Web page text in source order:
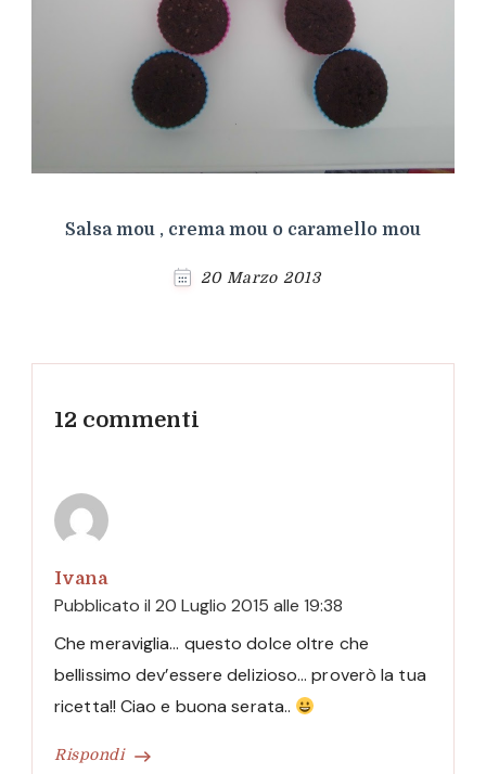
Salsa mou , crema mou o caramello mou
20 Marzo 2013
12 commenti
Ivana
Pubblicato il 20 Luglio 2015 alle 19:38
Rispondi
Che meraviglia… questo dolce oltre che
bellissimo dev’essere delizioso… proverò la tua
ricetta!! Ciao e buona serata..